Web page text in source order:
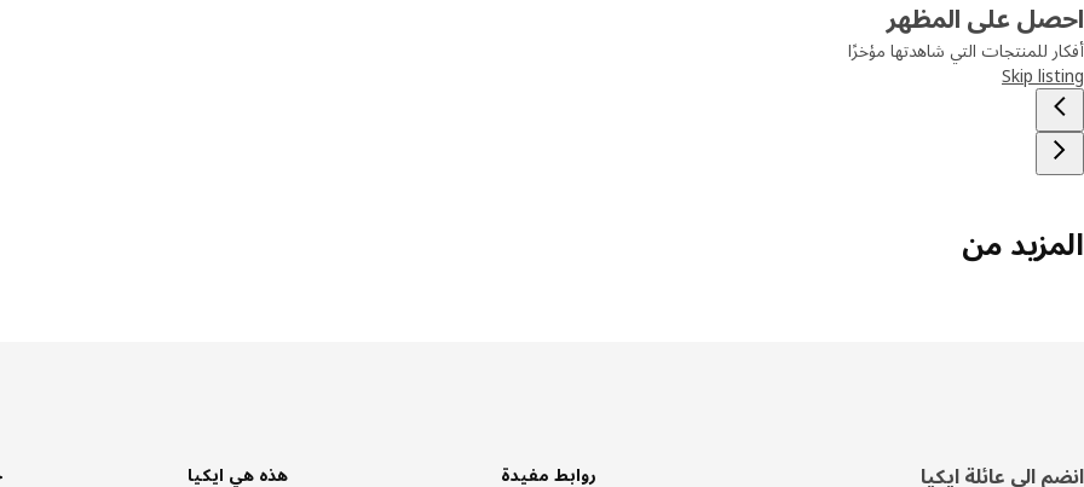
احصل على المظهر
أفكار للمنتجات التي شاهدتها مؤخرًا
Skip listing
المزيد من
أسفل
انضم الى عائلة ايكيا روابط مفيدة هذه هي ايكيا